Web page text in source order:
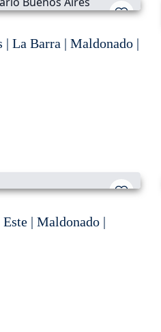
La Barra | Maldonado |
| Maldonado |